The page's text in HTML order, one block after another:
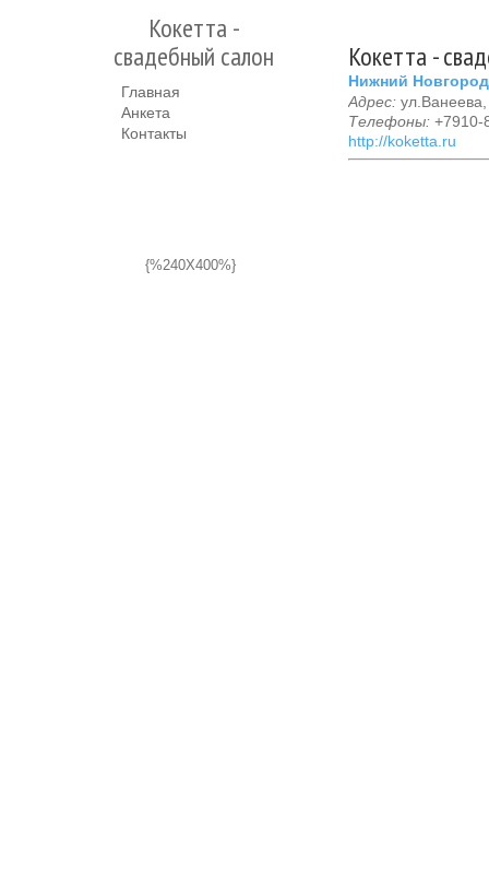
Кокетта -
свадебный салон
Главная
Анкета
Контакты
{%240X400%}
Кокетта -
Нижний Новгород
Адрес:
Телефоны: +7910-
http://koketta.ru